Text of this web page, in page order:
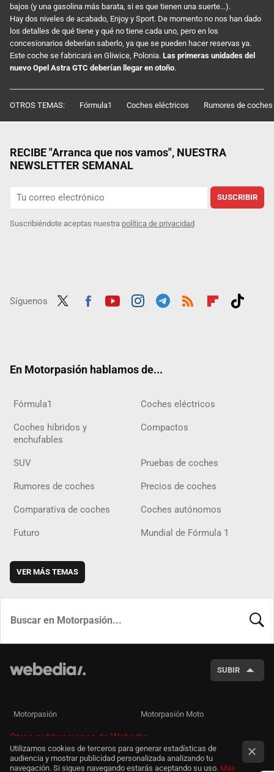
bajos (y una gasolina más barata, si es que tienen una suerte…).
Hay dos niveles de acabado, Enjoy y Sport. De momento no nos han dado
los detalles de qué tiene y qué no tiene cada uno, pero en los
concesionarios deberían saberlo, ya que se pueden hacer reservas ya.
Este coche se fabricará en Gliwice, Polonia. Las primeras unidades del
nuevo Opel Astra GTC deberían llegar en otoño.
OTROS TEMAS: Fórmula1 Coches eléctricos Rumores de coches
RECIBE "Arranca que nos vamos", NUESTRA
NEWSLETTER SEMANAL
SUSCRIBIR
Suscribiéndote aceptas nuestra política de privacidad
Síguenos
En Motorpasión hablamos de...
Fórmula1 Coches eléctricos
Coches híbridos y
enchufables
Compactos
SUV Pruebas de coches
Rumores de coches Precios de coches
Comparativa de coches Coches autónomos
Futuro Mundial de Fórmula 1
VER MÁS TEMAS
SUBIR
Motorpasión Motorpasión Moto
Otras publicaciones de Webedia
Utilizamos cookies de terceros para generar estadísticas de
audiencia y mostrar publicidad personalizada analizando tu
navegación. Si sigues navegando estarás aceptando su uso. Más